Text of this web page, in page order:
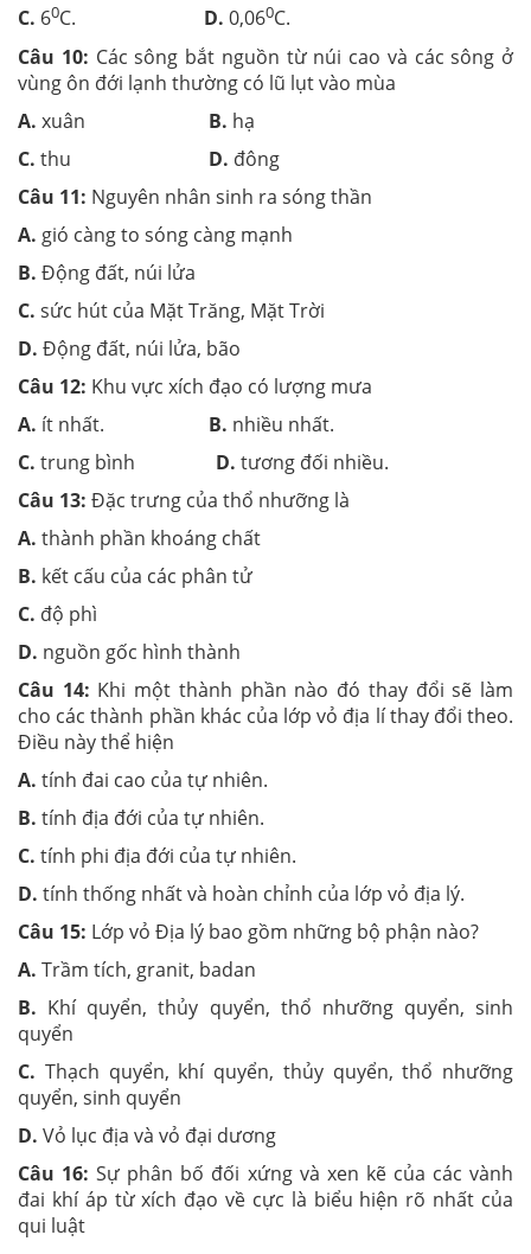
C. 60C. D. 0,060C.
Câu 10: Các sông bắt nguồn từ núi cao và các sông ở
vùng ôn đới lạnh thường có lũ lụt vào mùa
A. xuân B. hạ
C. thu D. đông
Câu 11: Nguyên nhân sinh ra sóng thần
A. gió càng to sóng càng mạnh
B. Động đất, núi lửa
C. sức hút của Mặt Trăng, Mặt Trời
D. Động đất, núi lửa, bão
Câu 12: Khu vực xích đạo có lượng mưa
A. ít nhất. B. nhiều nhất.
C. trung bình D. tương đối nhiều.
Câu 13: Đặc trưng của thổ nhưỡng là
A. thành phần khoáng chất
B. kết cấu của các phân tử
C. độ phì
D. nguồn gốc hình thành
Câu 14: Khi một thành phần nào đó thay đổi sẽ làm
cho các thành phần khác của lớp vỏ địa lí thay đổi theo.
Điều này thể hiện
A. tính đai cao của tự nhiên.
B. tính địa đới của tự nhiên.
C. tính phi địa đới của tự nhiên.
D. tính thống nhất và hoàn chỉnh của lớp vỏ địa lý.
Câu 15: Lớp vỏ Địa lý bao gồm những bộ phận nào?
A. Trầm tích, granit, badan
B. Khí quyển, thủy quyển, thổ nhưỡng quyển, sinh
quyển
C. Thạch quyển, khí quyển, thủy quyển, thổ nhưỡng
quyển, sinh quyển
D. Vỏ lục địa và vỏ đại dương
Câu 16: Sự phân bố đối xứng và xen kẽ của các vành
đai khí áp từ xích đạo về cực là biểu hiện rõ nhất của
qui luật